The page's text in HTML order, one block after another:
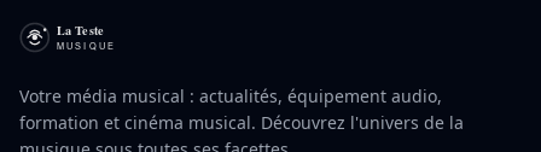
Votre média musical : actualités, équipement audio,
formation et cinéma musical. Découvrez l'univers de la